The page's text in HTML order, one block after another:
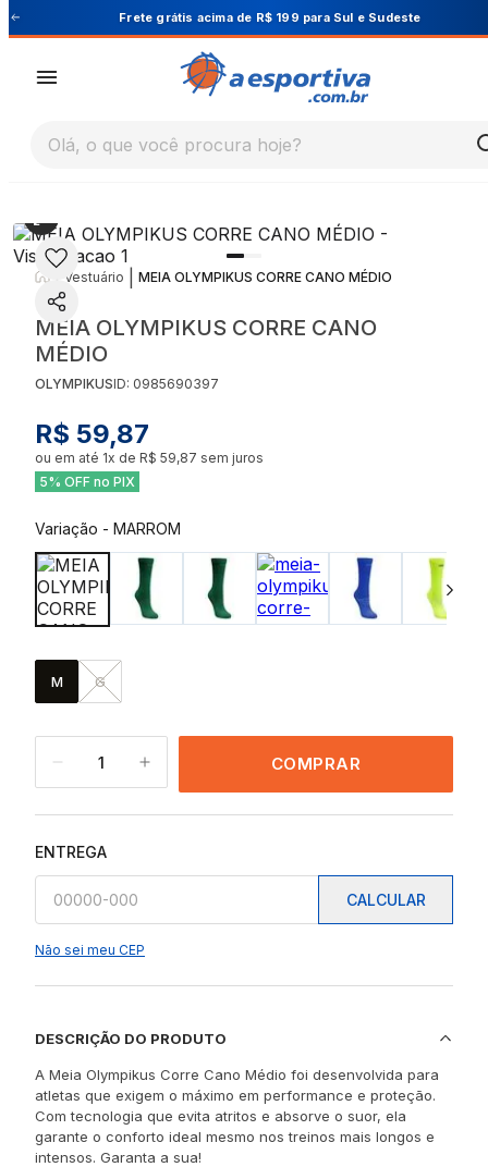
Cupom PRIMEIRA10 para 10% OFF na 1ª compra
Olá, o que você procura hoje?
Vestuário MEIA OLYMPIKUS CORRE CANO MÉDIO
MEIA OLYMPIKUS CORRE CANO
MÉDIO
OLYMPIKUSID: 0985690397
R$ 59,87
ou em até 1x de R$ 59,87 sem juros
5% OFF no PIX
Variação - MARROM
M G
1 COMPRAR
ENTREGA
CALCULAR
Não sei meu CEP
DESCRIÇÃO DO PRODUTO
A Meia Olympikus Corre Cano Médio foi desenvolvida para
atletas que exigem o máximo em performance e proteção.
Com tecnologia que evita atritos e absorve o suor, ela
garante o conforto ideal mesmo nos treinos mais longos e
intensos. Garanta a sua!